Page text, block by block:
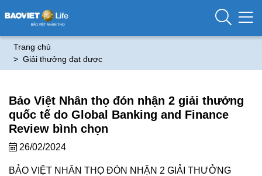
Trang chủ
Giải thưởng đạt được
Bảo Việt Nhân thọ đón nhận 2 giải thưởng
quốc tế do Global Banking and Finance
Review bình chọn
26/02/2024
BẢO VIỆT NHÂN THỌ ĐÓN NHẬN 2 GIẢI THƯỞNG